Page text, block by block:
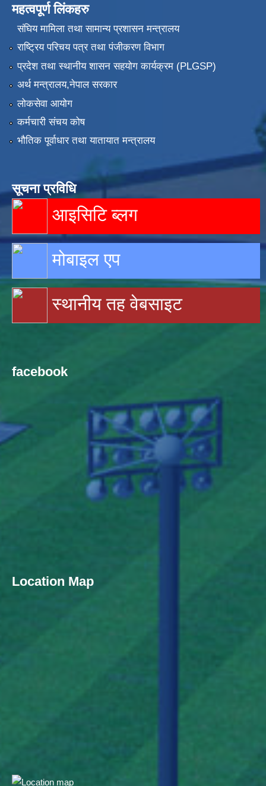
महत्वपूर्ण लिंकहरु
संघिय मामिला तथा सामान्य प्रशासन मन्त्रालय
राष्ट्रिय परिचय पत्र तथा पंजीकरण विभाग
प्रदेश तथा स्थानीय शासन सहयोग कार्यक्रम (PLGSP)
अर्थ मन्त्रालय,नेपाल सरकार
लोकसेवा आयोग
कर्मचारी संचय कोष
भौतिक पूर्वाधार तथा यातायात मन्त्रालय
सूचना प्रविधि
आइसिटि ब्लग
मोबाइल एप
स्थानीय तह वेबसाइट
facebook
Location Map